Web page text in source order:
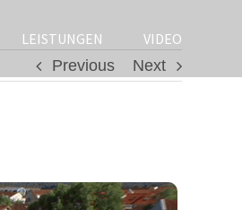
LEISTUNGEN
VIDEO
Previous
Next